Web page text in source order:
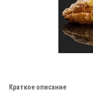
Краткое описание